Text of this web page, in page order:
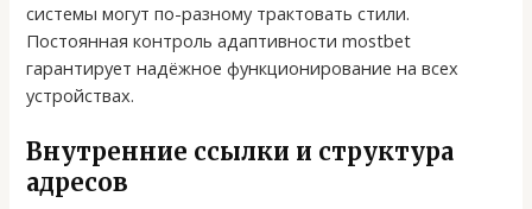
системы могут по-разному трактовать стили.
Постоянная контроль адаптивности mostbet
гарантирует надёжное функционирование на всех
устройствах.
Внутренние ссылки и структура
адресов